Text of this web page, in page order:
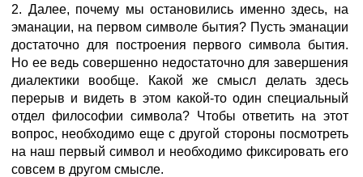
2. Далее, почему мы остановились именно здесь, на
эманации, на первом символе бытия? Пусть эманации
достаточно для построения первого символа бытия.
Но ее ведь совершенно недостаточно для завершения
диалектики вообще. Какой же смысл делать здесь
перерыв и видеть в этом какой-то один специальный
отдел философии символа? Чтобы ответить на этот
вопрос, необходимо еще с другой стороны посмотреть
на наш первый символ и необходимо фиксировать его
совсем в другом смысле.